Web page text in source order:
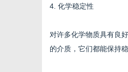
4. 化学稳定性
对许多化学物质具有良
的介质，它们都能保持